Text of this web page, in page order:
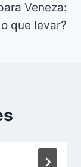
Veneza:
o que levar?